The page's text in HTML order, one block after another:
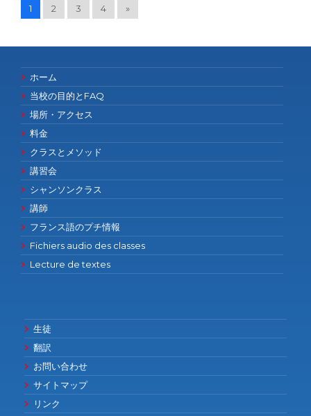
1 2 3 4 »
ホーム
当校の目的とFAQ
場所・アクセス
料金
クラスとメソッド
講習会
シャンソンクラス
講師
フランス語のプチ情報
Fichiers audio des classes
Lecture de textes
生徒
翻訳
お問い合わせ
サイトマップ
リンク